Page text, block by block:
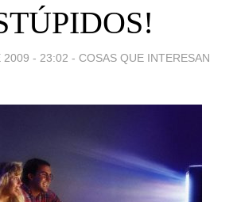
2009 - 23:02 - COSAS QUE INTERESAN